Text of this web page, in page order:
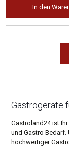
In den
Gastrogeräte
Gastroland24 ist
und Gastro Bedarf.
hochwertiger